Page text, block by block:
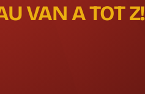
VAN A TOT Z!